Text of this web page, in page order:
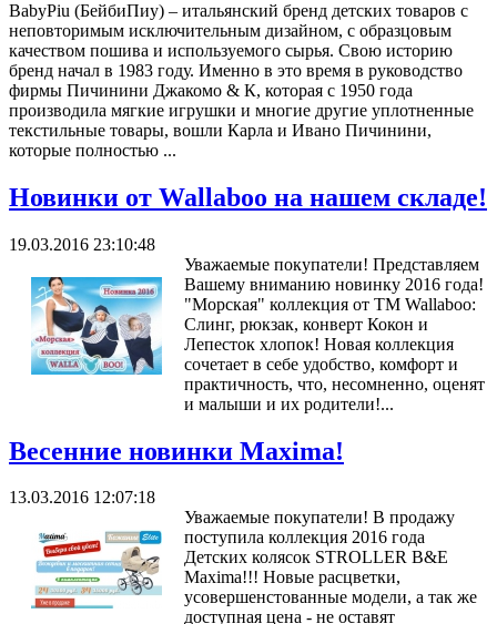
BabyPiu (БейбиПиу) – итальянский бренд детских товаров с
неповторимым исключительным дизайном, с образцовым
качеством пошива и используемого сырья. Свою историю
бренд начал в 1983 году. Именно в это время в руководство
фирмы Пичинини Джакомо & К, которая с 1950 года
производила мягкие игрушки и многие другие уплотненные
текстильные товары, вошли Карла и Ивано Пичинини,
которые полностью ...
Новинки от Wallaboo на нашем складе!
19.03.2016 23:10:48
Уважаемые покупатели! Представляем
Вашему вниманию новинку 2016 года!
"Морская" коллекция от ТМ Wallaboo:
Слинг, рюкзак, конверт Кокон и
Лепесток хлопок! Новая коллекция
сочетает в себе удобство, комфорт и
практичность, что, несомненно, оценят
и малыши и их родители!...
Весенние новинки Maxima!
13.03.2016 12:07:18
Уважаемые покупатели! В продажу
поступила коллекция 2016 года
Детских колясок STROLLER B&E
Maxima!!! Новые расцветки,
усовершенстованные модели, а так же
доступная цена - не оставят